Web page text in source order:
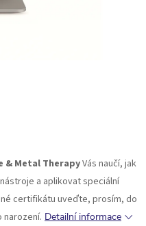
& Metal TherapyVás naučí, jak
a aplikovat speciální
certifikátu uveďte, prosím, do
narození. Detailní informace